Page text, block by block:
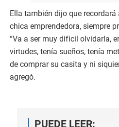
Ella también dijo que
chica emprendedora, siempre
“Va a ser muy difícil olvidarla,
virtudes, tenía sueños, tenía
de comprar su casita y ni
agregó.
PUEDE LEER: